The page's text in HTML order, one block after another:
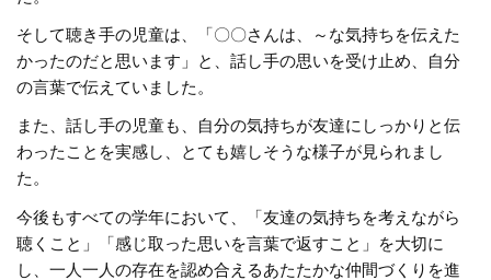
そして聴き手の児童は、「〇〇さんは、～な気持ちを伝えた
かったのだと思います」と、話し手の思いを受け止め、自分
の言葉で伝えていました。
また、話し手の児童も、自分の気持ちが友達にしっかりと伝
わったことを実感し、とても嬉しそうな様子が見られまし
た。
今後もすべての学年において、「友達の気持ちを考えながら
聴くこと」「感じ取った思いを言葉で返すこと」を大切に
し、一人一人の存在を認め合えるあたたかな仲間づくりを進